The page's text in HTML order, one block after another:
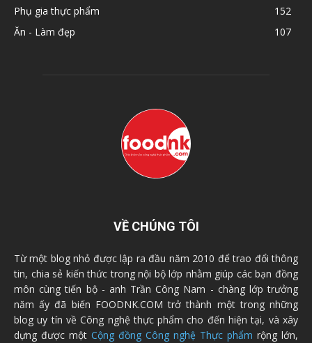
Phụ gia thực phẩm
152
Ăn - Làm đẹp
107
VỀ CHÚNG TÔI
Từ một blog nhỏ được lập ra đầu năm 2010 để trao đổi thông
tin, chia sẻ kiến thức trong nội bộ lớp nhằm giúp các bạn đồng
môn cùng tiến bộ - anh Trần Công Nam - chàng lớp trưởng
năm ấy đã biến FOODNK.COM trở thành một trong những
blog uy tín về Công nghệ thực phẩm cho đến hiện tại, và xây
dựng được một Cộng đồng Công nghệ Thực phẩm rộng lớn,